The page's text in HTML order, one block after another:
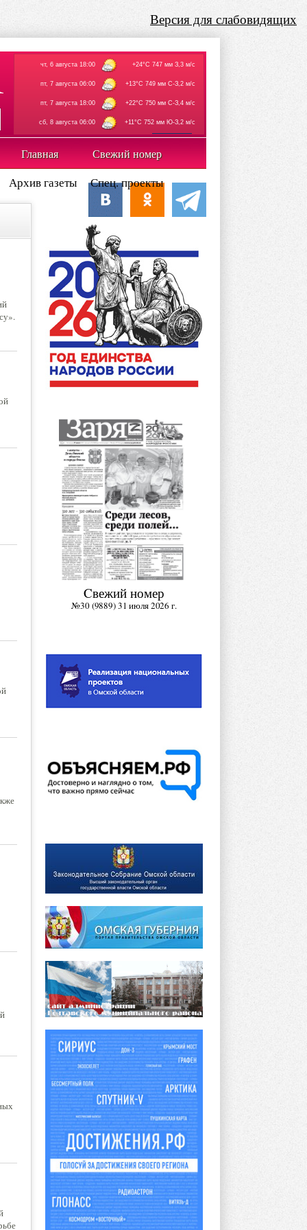
Версия для слабовидящих
чт, 6 августа 18:00 +24°C 747 мм З,3 м/с
пт, 7 августа 06:00 +13°C 749 мм С-З,2 м/с
пт, 7 августа 18:00 +22°C 750 мм С-З,4 м/с
сб, 8 августа 06:00 +11°C 752 мм Ю-З,2 м/с
Главная Свежий номер
Архив газеты Спец. проекты
Cвежий номер
№30 (9889) 31 июля 2026 г.